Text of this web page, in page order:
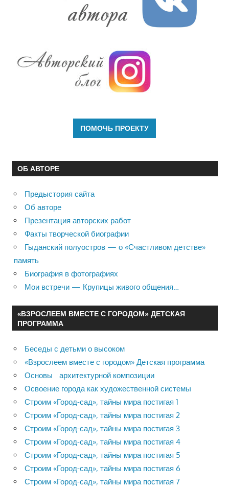
ОБ АВТОРЕ
Предыстория сайта
Об авторе
Презентация авторских работ
Факты творческой биографии
Гыданский полуостров — о «Счастливом детстве»
память
Биография в фотографиях
Мои встречи — Крупицы живого общения…
«ВЗРОСЛЕЕМ ВМЕСТЕ С ГОРОДОМ» ДЕТСКАЯ
ПРОГРАММА
Беседы с детьми о высоком
«Взрослеем вместе с городом» Детская программа
Основы архитектурной композиции
Освоение города как художественной системы
Строим «Город-сад», тайны мира постигая 1
Строим «Город-сад», тайны мира постигая 2
Строим «Город-сад», тайны мира постигая 3
Строим «Город-сад», тайны мира постигая 4
Строим «Город-сад», тайны мира постигая 5
Строим «Город-сад», тайны мира постигая 6
Строим «Город-сад», тайны мира постигая 7